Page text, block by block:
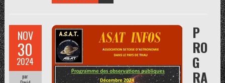
NOV
30
2024
par
P
RO
G
RA